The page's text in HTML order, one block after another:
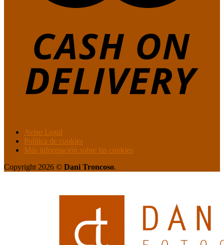
Aviso Legal
Política de cookies
Más información sobre las cookies
Copyright 2026 © Dani Troncoso.